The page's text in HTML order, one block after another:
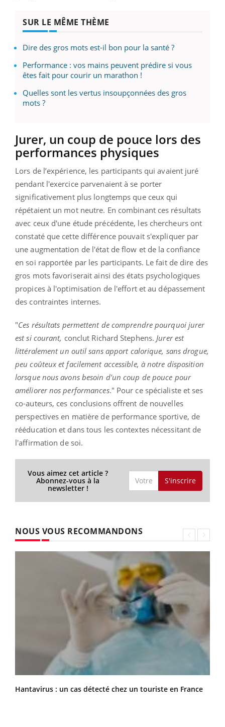
SUR LE MÊME THÈME
Dire des gros mots est-il bon pour la santé ?
Performance : vos mains peuvent prédire si vous
êtes fait pour courir un marathon !
Quelles sont les vertus insoupçonnées des gros
mots ?
Jurer, un coup de pouce lors des
performances physiques
Lors de l’expérience, les participants qui avaient juré
pendant l'exercice parvenaient à se porter
significativement plus longtemps que ceux qui
répétaient un mot neutre. En combinant ces résultats
avec ceux d'une étude précédente, les chercheurs ont
constaté que cette différence pouvait s'expliquer par
une augmentation de l'état de flow et de la confiance
en soi rapportée par les participants. Le fait de dire des
gros mots favoriserait ainsi des états psychologiques
propices à l'optimisation de l'effort et au dépassement
des contraintes internes.
"Ces résultats permettent de comprendre pourquoi jurer
est si courant, conclut Richard Stephens.Jurer est
littéralement un outil sans apport calorique, sans drogue,
peu coûteux et facilement accessible, à notre disposition
lorsque nous avons besoin d'un coup de pouce pour
améliorer nos performances." Pour ce spécialiste et ses
co-auteurs, ces conclusions offrent de nouvelles
perspectives en matière de performance sportive, de
rééducation et dans tous les contextes nécessitant de
l'affirmation de soi.
Vous aimez cet article ?
Abonnez-vous à la
newsletter !
S'inscrire
NOUS VOUS RECOMMANDONS
Hantavirus : un cas détecté chez un touriste en France